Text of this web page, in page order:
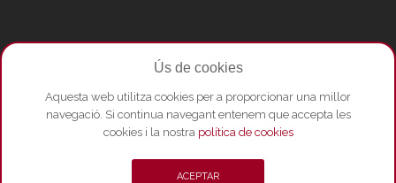
Xarxes socials
TwitterFacebookInstagram
Whatsapp
Youtube
Ús de cookies
Aquesta web utilitza cookies per a proporcionar una millor
navegació. Si continua navegant entenem que accepta les
cookies i la nostra política de cookies
ACEPTAR